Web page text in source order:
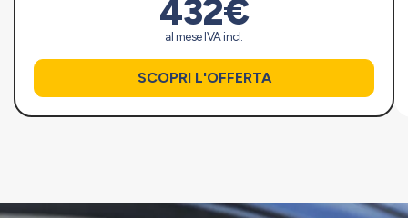
432€
al mese IVA incl.
SCOPRI L'OFFERTA